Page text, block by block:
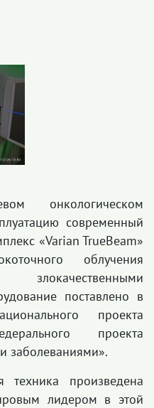
онкологическом
современный
«Varian TrueBeam»
облучения
поставлено в
проекта
проекта
заболеваниями».
техника произведена
лидером в этой